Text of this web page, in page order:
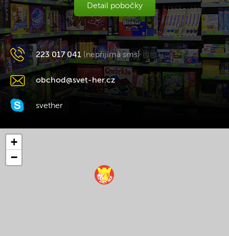
Detail pobočky
223 017 041 (nepřijímá sms)
obchod@svet-her.cz
svether
+
−